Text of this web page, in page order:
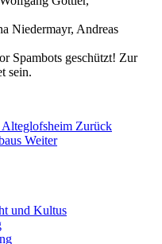
Niedermayr, Andreas
Spambots geschützt! Zur
sein.
Zurück
Weiter
und Kultus